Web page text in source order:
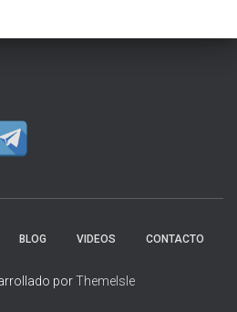
BLOG VIDEOS CONTACTO
porThemeIsle